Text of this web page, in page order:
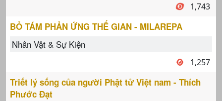
1,743
BỎ TÁM PHẢN ỨNG THẾ GIAN - MILAREPA
Nhân Vật & Sự Kiện
1,257
Triết lý sống của người Phật tử Việt nam - Thích
Phước Đạt